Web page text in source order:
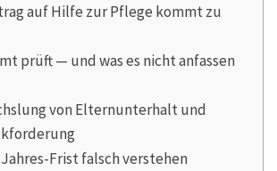
auf Hilfe zur Pflege kommt zu
prüft — und was es nicht anfassen
von Elternunterhalt und
Frist falsch verstehen